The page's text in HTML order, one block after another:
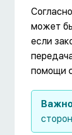
может
если
помощи